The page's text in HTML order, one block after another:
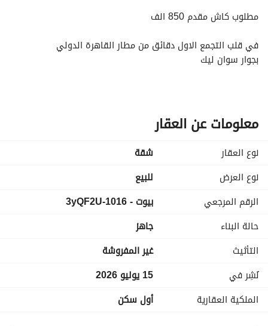
مطلوب كاش مقدم 850 الف
في قلب التجمع الاول دقائق من مطار القاهرة الدولي
بجوار سوان ليك
امريكاني )
ومتشطبه بالكامل تشطيب سوبر لوكس Vib
تقسيط المتبقي علي 10 سنين
___________________________________________
معلومات عن العقار
نوع العقار
شقة
نوع العرض
للبيع
الرقم المرجعي
بيوت - 1016-3yQF2U
حالة البناء
جاهز
التأثيث
غير المفروشة
نُشِر في
15 يوليو 2026
الملكية العقارية
أول سكن